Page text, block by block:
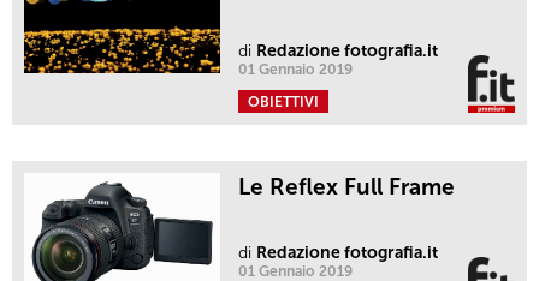
di Redazione fotografia.it
01 Gennaio 2019
OBIETTIVI
Le Reflex Full Frame
di Redazione fotografia.it
01 Gennaio 2019